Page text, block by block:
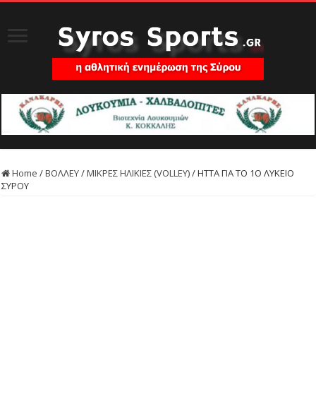
Home /ΒΟΛΛΕΥ/ΜΙΚΡΕΣ ΗΛΙΚΙΕΣ (VOLLEY)/ΗΤΤΑ ΓΙΑ ΤΟ 1Ο ΛΥΚΕΙΟ
ΣΥΡΟΥ